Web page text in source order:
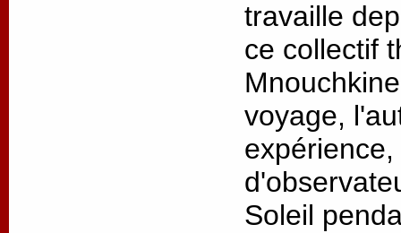
travaille
ce collectif
voyage,
Soleil